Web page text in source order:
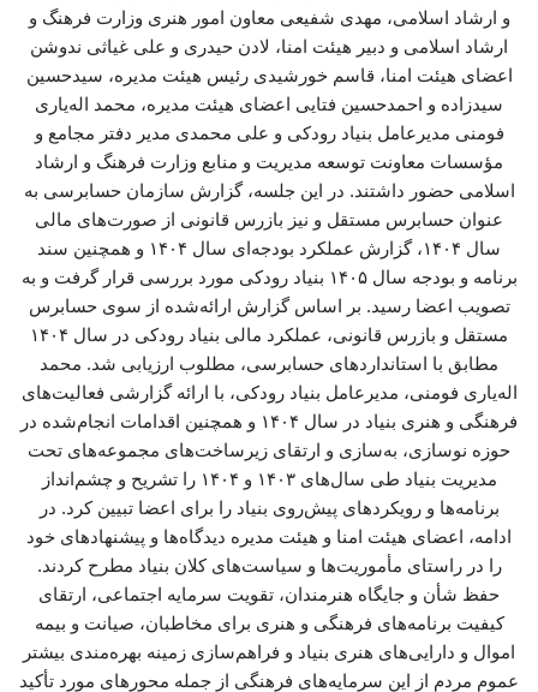
و ارشاد اسلامی، مهدی شفیعی معاون امور هنری وزارت فرهنگ و
ارشاد اسلامی و دبیر هیئت امنا، لادن حیدری و علی غیاثی ندوشن
اعضای هیئت امنا، قاسم خورشیدی رئیس هیئت مدیره، سیدحسین
سیدزاده و احمدحسین فتایی اعضای هیئت مدیره، محمد اله‌یاری
فومنی مدیرعامل بنیاد رودکی و علی محمدی مدیر دفتر مجامع و
مؤسسات معاونت توسعه مدیریت و منابع وزارت فرهنگ و ارشاد
اسلامی حضور داشتند. در این جلسه، گزارش سازمان حسابرسی به
عنوان حسابرس مستقل و نیز بازرس قانونی از صورت‌های مالی
سال ۱۴۰۴، گزارش عملکرد بودجه‌ای سال ۱۴۰۴ و همچنین سند
برنامه و بودجه سال ۱۴۰۵ بنیاد رودکی مورد بررسی قرار گرفت و به
تصویب اعضا رسید. بر اساس گزارش ارائه‌شده از سوی حسابرس
مستقل و بازرس قانونی، عملکرد مالی بنیاد رودکی در سال ۱۴۰۴
مطابق با استانداردهای حسابرسی، مطلوب ارزیابی شد. محمد
اله‌یاری فومنی، مدیرعامل بنیاد رودکی، با ارائه گزارشی فعالیت‌های
فرهنگی و هنری بنیاد در سال ۱۴۰۴ و همچنین اقدامات انجام‌شده در
حوزه نوسازی، به‌سازی و ارتقای زیرساخت‌های مجموعه‌های تحت
مدیریت بنیاد طی سال‌های ۱۴۰۳ و ۱۴۰۴ را تشریح و چشم‌انداز
برنامه‌ها و رویکردهای پیش‌روی بنیاد را برای اعضا تبیین کرد. در
ادامه، اعضای هیئت امنا و هیئت مدیره دیدگاه‌ها و پیشنهادهای خود
را در راستای مأموریت‌ها و سیاست‌های کلان بنیاد مطرح کردند.
حفظ شأن و جایگاه هنرمندان، تقویت سرمایه اجتماعی، ارتقای
کیفیت برنامه‌های فرهنگی و هنری برای مخاطبان، صیانت و بیمه
اموال و دارایی‌های هنری بنیاد و فراهم‌سازی زمینه بهره‌مندی بیشتر
عموم مردم از این سرمایه‌های فرهنگی از جمله محورهای مورد تأکید